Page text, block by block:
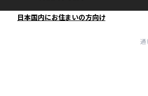
日本国内にお住まいの方向け
通